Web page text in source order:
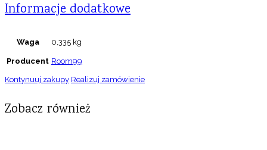
Informacje dodatkowe
Waga 0,335 kg
Producent Room99
Kontynuuj zakupy Realizuj zamówienie
Zobacz również